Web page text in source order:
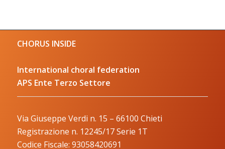
CHORUS INSIDE
International choral federation
APS Ente Terzo Settore
Via Giuseppe Verdi n. 15 – 66100 Chieti
Registrazione n. 12245/17 Serie 1T
Codice Fiscale: 93058420691